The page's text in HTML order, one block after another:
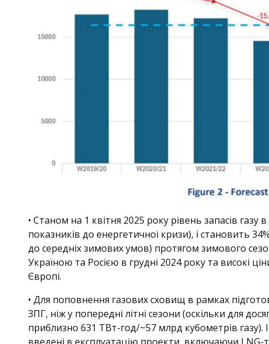
• Станом на 1 квітня 2025 року рівень запасів
показників до енергетичної кризи), і становить
до середніх зимових умов) протягом зимового
Україною та Росією в грудні 2024 року та високі
Європі.
• Для поповнення газових сховищ в рамках
ЗПГ, ніж у попередні літні сезони (оскільки для
приблизно 631 ТВт-год/~57 млрд кубометрів